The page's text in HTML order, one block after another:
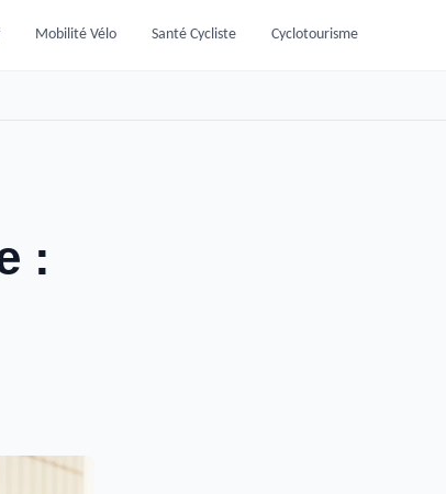
Mobilité Vélo Santé Cycliste Cyclotourisme
: